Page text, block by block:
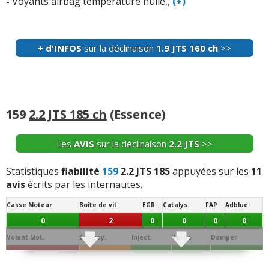
+ d'INFOS sur la déclinaison 1.9 JTS 160 ch >>
159 2.2 JTS 185 ch (Essence)
Les AVIS sur la déclinaison 2.2 JTS >>
Statistiques fiabilité 159 2.2 JTS 185appuyées sur les 11
avisécrits par les internautes.
Casse Moteur Boîte de vit. EGR Catalys. FAP Adblue
0 2 0 0 0 0
Volant Mot. Embray. Inject. Turbo Damper
2 1 0 0 0